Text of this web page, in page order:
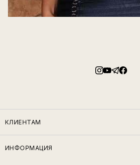
КЛИЕНТАМ
ИНФОРМАЦИЯ